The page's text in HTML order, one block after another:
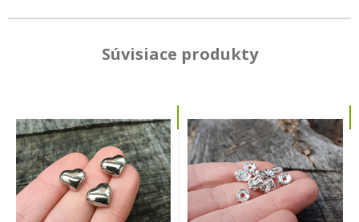
Súvisiace produkty